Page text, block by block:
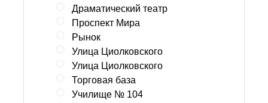
Драматический театр
Проспект Мира
Рынок
Улица Циолковского
Улица Циолковского
Торговая база
Училище № 104